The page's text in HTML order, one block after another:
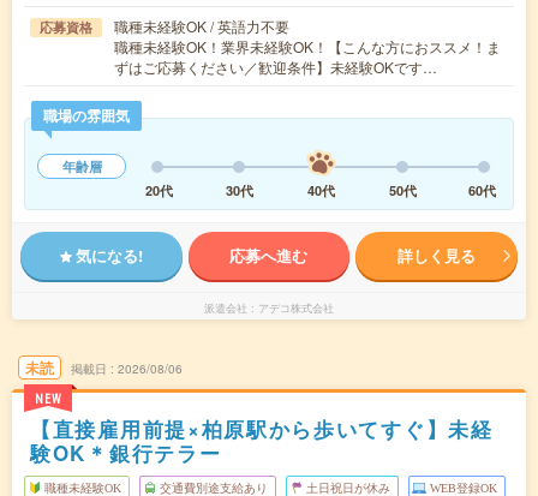
応募資格
職種未経験OK / 英語力不要
職種未経験OK！業界未経験OK！【こんな方におススメ！ま
ずはご応募ください／歓迎条件】未経験OKです…
職場の雰囲気
年齢層
20代
30代 40代 50代 60代
気になる! 応募へ進む 詳しく見る
派遣会社 アデコ株式会社
未読
NEW
掲載日 2026/08/06
【直接雇用前提×柏原駅から歩いてすぐ】未経
験OK＊銀行テラー
職種未経験OK 交通費別途支給あり 土日祝日が休み WEB登録OK